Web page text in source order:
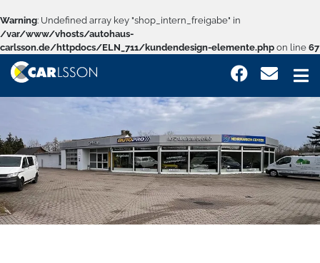
Warning: Undefined array key "shop_intern_freigabe" in
/var/www/vhosts/autohaus-
carlsson.de/httpdocs/ELN_711/kundendesign-elemente.php on line 67